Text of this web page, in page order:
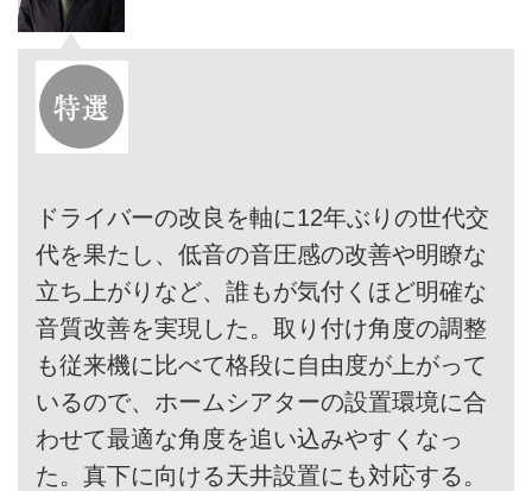
ドライバーの改良を軸に12年ぶりの世代交
代を果たし、低音の音圧感の改善や明瞭な
立ち上がりなど、誰もが気付くほど明確な
音質改善を実現した。取り付け角度の調整
も従来機に比べて格段に自由度が上がって
いるので、ホームシアターの設置環境に合
わせて最適な角度を追い込みやすくなっ
た。真下に向ける天井設置にも対応する。